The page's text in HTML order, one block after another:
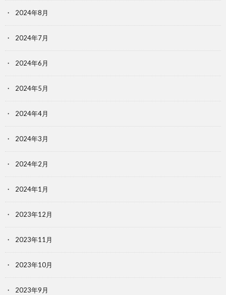
2024年8月
2024年7月
2024年6月
2024年5月
2024年4月
2024年3月
2024年2月
2024年1月
2023年12月
2023年11月
2023年10月
2023年9月